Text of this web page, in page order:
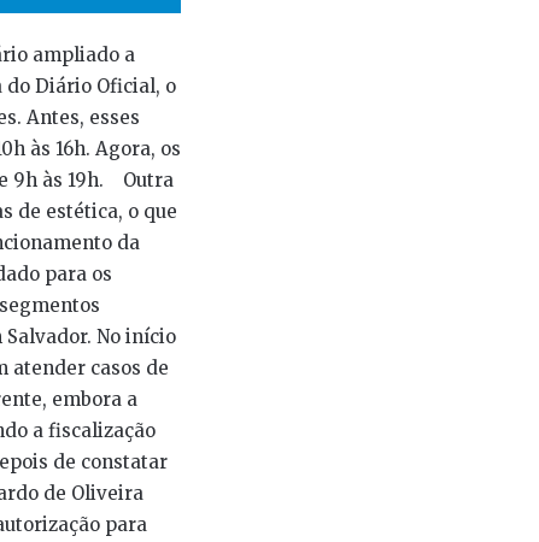
ampliado a
Diário Oficial, o
Antes, esses
às 16h. Agora, os
9h às 19h. Outra
de estética, o que
da
para os
No início
atender casos de
embora a
a fiscalização
de constatar
de Oliveira
para